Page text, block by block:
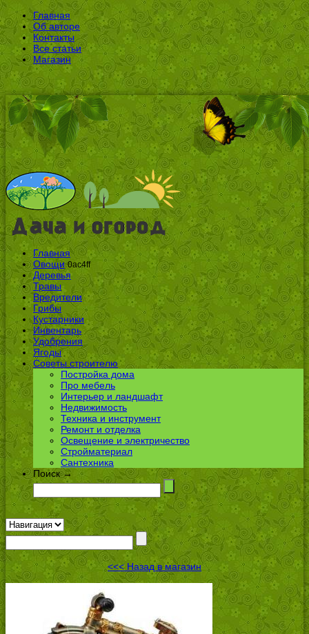
Главная
Об авторе
Контакты
Все статьи
Магазин
Главная
Овощи 0ac4ff
Деревья
Травы
Вредители
Грибы
Кустарники
Инвентарь
Удобрения
Ягоды
Советы строителю
Постройка дома
Про мебель
Интерьер и ландшафт
Недвижимость
Техника и инструмент
Ремонт и отделка
Освещение и электричество
Стройматериал
Сантехника
Поиск →
<<< Назад в магазин